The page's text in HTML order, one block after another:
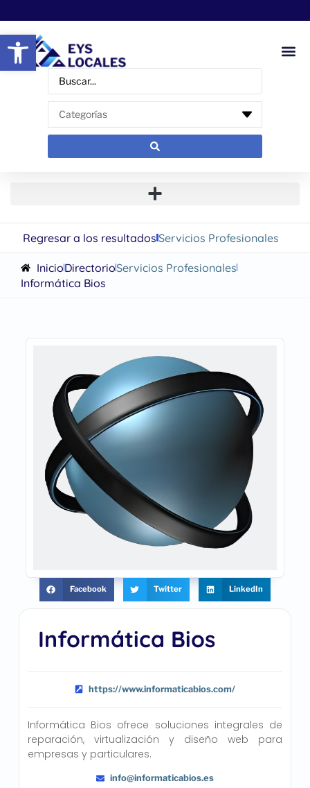
Abrir barra de herramientas
Regresar a los resultadosServicios Profesionales
InicioDirectorioServicios Profesionales
Informática Bios
Informática Bios
https://www.informaticabios.com/
Informática Bios ofrece soluciones integrales de
reparación, virtualización y diseño web para
empresas y particulares.
info@informaticabios.es
Facebook Twitter LinkedIn